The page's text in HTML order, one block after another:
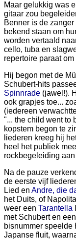
Maar gelukkig was
gitaar zou
Benner is de
bekend staan om
worden vertaald
cello, tuba en
repertoire paraat
Hij begon met de
Schubert-hits
Spinnrade (jawel!).
ook grapjes toe...
(iedereen
"... the child went to
kopstem begon te
liederen kreeg hij
heel het publiek
rockbegeleiding aan
Na de pauze
de eerste vijf
Lied en Andre, die
het Duits, of
weer een Tarantella
met Schubert en
bisnummer speelde
Japanse fluit,